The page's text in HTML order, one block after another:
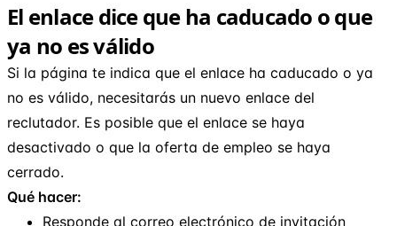
El enlace dice que ha caducado o que
ya no es válido
Si la página te indica que el enlace ha caducado o ya
no es válido, necesitarás un nuevo enlace del
reclutador. Es posible que el enlace se haya
desactivado o que la oferta de empleo se haya
cerrado.
Qué hacer:
Responde al correo electrónico de invitación